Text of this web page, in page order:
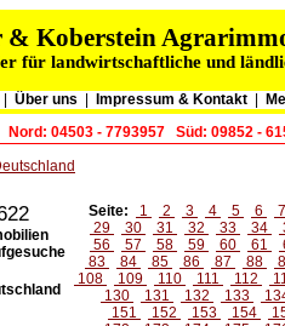
& Koberstein
für landwirtschaftliche und
Über uns Impressum & Kontakt|
Nord: 04503 - 7793957 Süd: 09852 -
Seite: 1 2 3 4 5 6 7
29
30 31 32 33 34
56
57 58 59 60 61
83
84 85 86 87 88
108
109 110 111 112
130
131 132 133
151
152 153 154